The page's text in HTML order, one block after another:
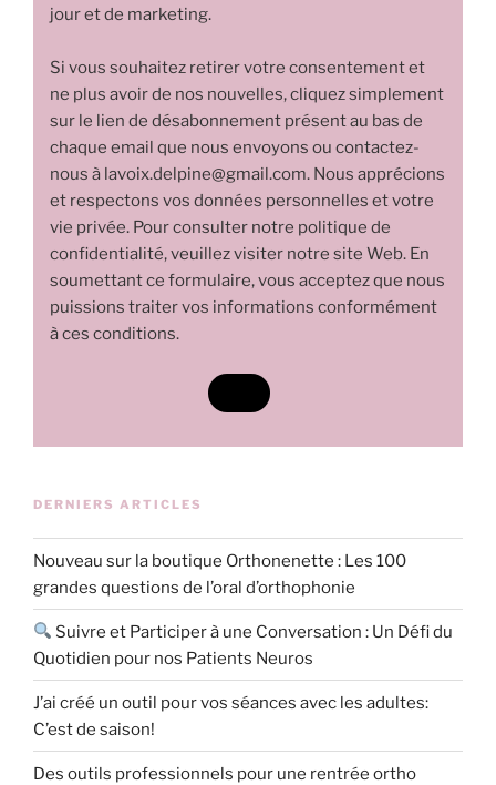
jour et de marketing.
Si vous souhaitez retirer votre consentement et
ne plus avoir de nos nouvelles, cliquez simplement
sur le lien de désabonnement présent au bas de
chaque email que nous envoyons ou contactez-
nous à lavoix.delpine@gmail.com. Nous apprécions
et respectons vos données personnelles et votre
vie privée. Pour consulter notre politique de
confidentialité, veuillez visiter notre site Web. En
soumettant ce formulaire, vous acceptez que nous
puissions traiter vos informations conformément
à ces conditions.
DERNIERS ARTICLES
Nouveau sur la boutique Orthonenette : Les 100
grandes questions de l’oral d’orthophonie
Suivre et Participer à une Conversation : Un Défi du
Quotidien pour nos Patients Neuros
J’ai créé un outil pour vos séances avec les adultes:
C’est de saison!
Des outils professionnels pour une rentrée ortho